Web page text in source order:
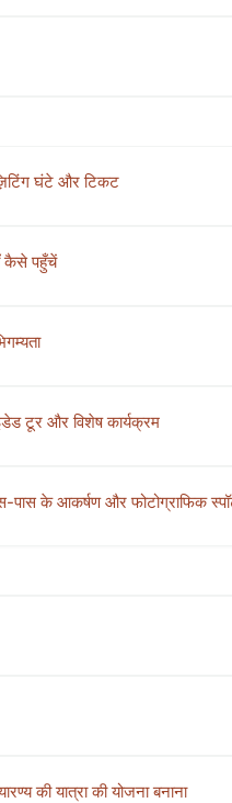
घंटे और टिकट
कैसे पहुँचें
टूर और विशेष कार्यक्रम
पास के आकर्षण और फोटोग्राफिक
की यात्रा की योजना बनाना